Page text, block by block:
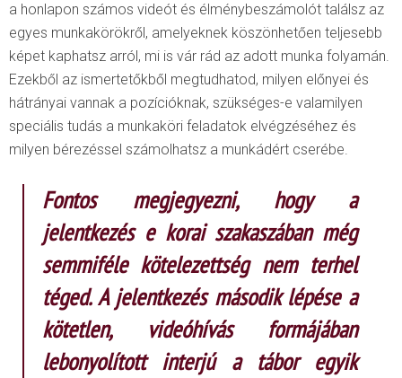
a honlapon számos videót és élménybeszámolót találsz az
egyes munkakörökről, amelyeknek köszönhetően teljesebb
képet kaphatsz arról, mi is vár rád az adott munka folyamán.
Ezekből az ismertetőkből megtudhatod, milyen előnyei és
hátrányai vannak a pozícióknak, szükséges-e valamilyen
speciális tudás a munkaköri feladatok elvégzéséhez és
milyen bérezéssel számolhatsz a munkádért cserébe.
Fontos megjegyezni, hogy a
jelentkezés e korai szakaszában még
semmiféle kötelezettség nem terhel
téged. A jelentkezés második lépése a
kötetlen, videóhívás formájában
lebonyolított interjú a tábor egyik